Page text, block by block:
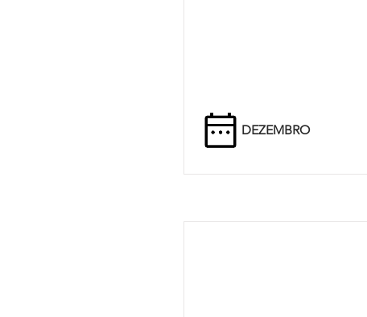
DEZEMBRO